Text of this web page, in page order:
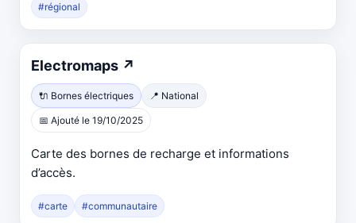
#régional
Electromaps ↗
🔌 Bornes électriques 📍 National
📅 Ajouté le 19/10/2025
Carte des bornes de recharge et informations
d’accès.
#carte #communautaire